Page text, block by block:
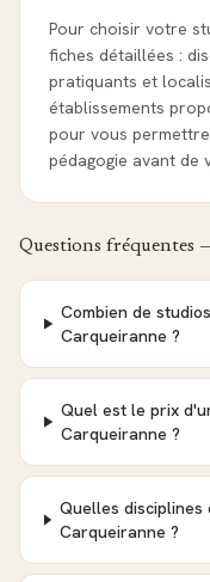
Pour choisir votre
fiches détaillées :
pratiquants et
établissements
pour vous
pédagogie avant de
Questions fréquentes —
Combien de
Carqueiranne ?
Quel est le prix
Carqueiranne ?
Quelles
Carqueiranne ?